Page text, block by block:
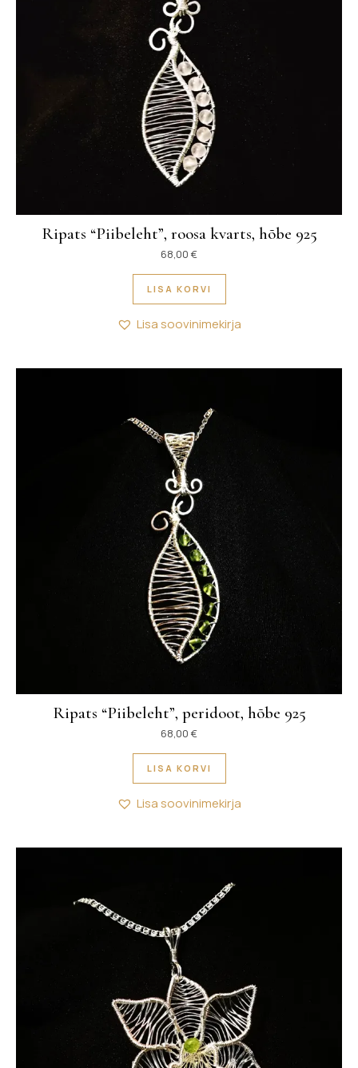
Ripats “Piibeleht”, roosa kvarts, hõbe 925
68,00 €
LISA KORVI
Lisa soovinimekirja
Ripats “Piibeleht”, peridoot, hõbe 925
68,00 €
LISA KORVI
Lisa soovinimekirja